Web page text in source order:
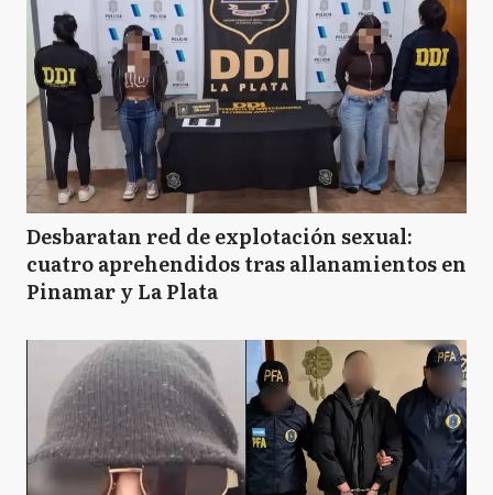
Desbaratan red de explotación sexual:
cuatro aprehendidos tras allanamientos en
Pinamar y La Plata